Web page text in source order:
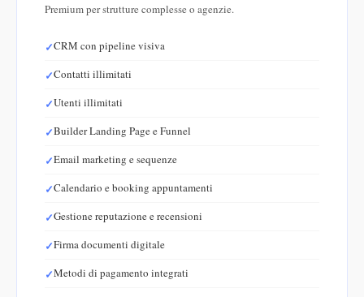
Premium per strutture complesse o agenzie.
CRM con pipeline visiva
Contatti illimitati
Utenti illimitati
Builder Landing Page e Funnel
Email marketing e sequenze
Calendario e booking appuntamenti
Gestione reputazione e recensioni
Firma documenti digitale
Metodi di pagamento integrati